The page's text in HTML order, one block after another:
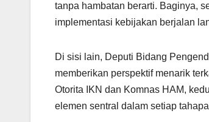
tanpa hambatan berarti. Baginya,
implementasi kebijakan berjalan
Di sisi lain, Deputi Bidang
memberikan perspektif menarik
Otorita IKN dan Komnas HAM,
elemen sentral dalam setiap